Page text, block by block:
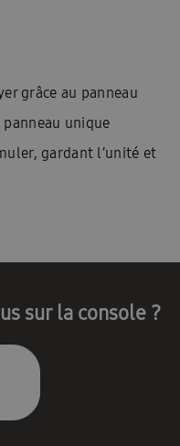
grâce au panneau
unique
gardant l’unité et
sur la console ?